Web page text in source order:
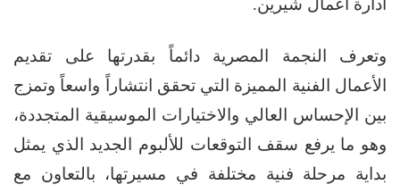
ادارة أعمال شيرين.
وتعرف النجمة المصرية دائماً بقدرتها على تقديم
الأعمال الفنية المميزة التي تحقق انتشاراً واسعاً وتمزج
بين الإحساس العالي والاختيارات الموسيقية المتجددة،
وهو ما يرفع سقف التوقعات للألبوم الجديد الذي يمثل
بداية مرحلة فنية مختلفة في مسيرتها، بالتعاون مع